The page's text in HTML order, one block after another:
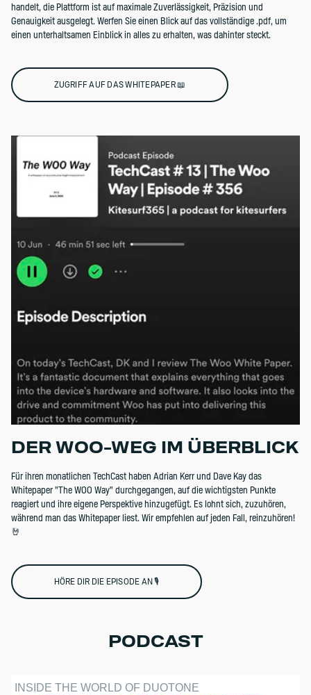
handelt, die Plattform ist auf maximale Zuverlässigkeit, Präzision und
Genauigkeit ausgelegt. Werfen Sie einen Blick auf das vollständige .pdf, um
einen unterhaltsamen Einblick in alles zu erhalten, was dahinter steckt.
ZUGRIFF AUF DAS WHITEPAPER 📖
DER WOO-WEG IM ÜBERBLICK
Für ihren monatlichen TechCast haben Adrian Kerr und Dave Kay das
Whitepaper "The WOO Way" durchgegangen, auf die wichtigsten Punkte
reagiert und ihre eigene Perspektive hinzugefügt. Es lohnt sich, zuzuhören,
während man das Whitepaper liest. Wir empfehlen auf jeden Fall, reinzuhören!
🤘
HÖRE DIR DIE EPISODE AN 🎙️
PODCAST